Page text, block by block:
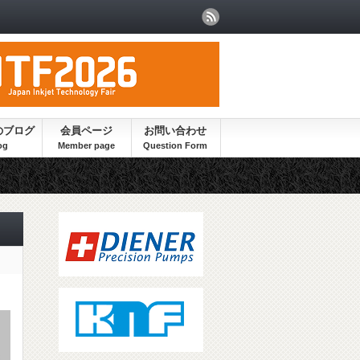
ブログ 会員ページ お問い合わせ